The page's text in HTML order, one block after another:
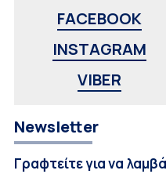
FACEBOOK
INSTAGRAM
VIBER
Newsletter
Γραφτείτε για να